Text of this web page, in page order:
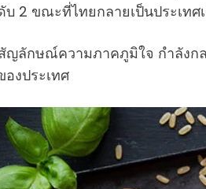
2 ขณะที่ไทยกลายเป็นประเท
ญลักษณ์ความภาคภูมิใจ กำลังก
งประเทศ